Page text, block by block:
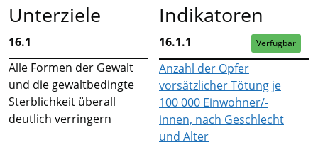
Unterziele Indikatoren
16.1
Alle Formen der Gewalt
und die gewaltbedingte
Sterblichkeit überall
deutlich verringern
16.1.1 Verfügbar
Anzahl der Opfer
vorsätzlicher Tötung je
100 000 Einwohner/-
innen, nach Geschlecht
und Alter